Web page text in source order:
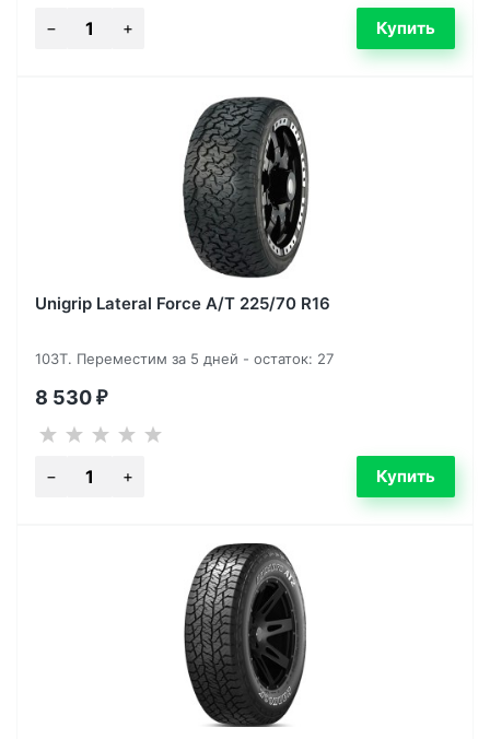
Unigrip Lateral Force A/T 225/70 R16
103T. Переместим за 5 дней - остаток: 27
8 530 ₽